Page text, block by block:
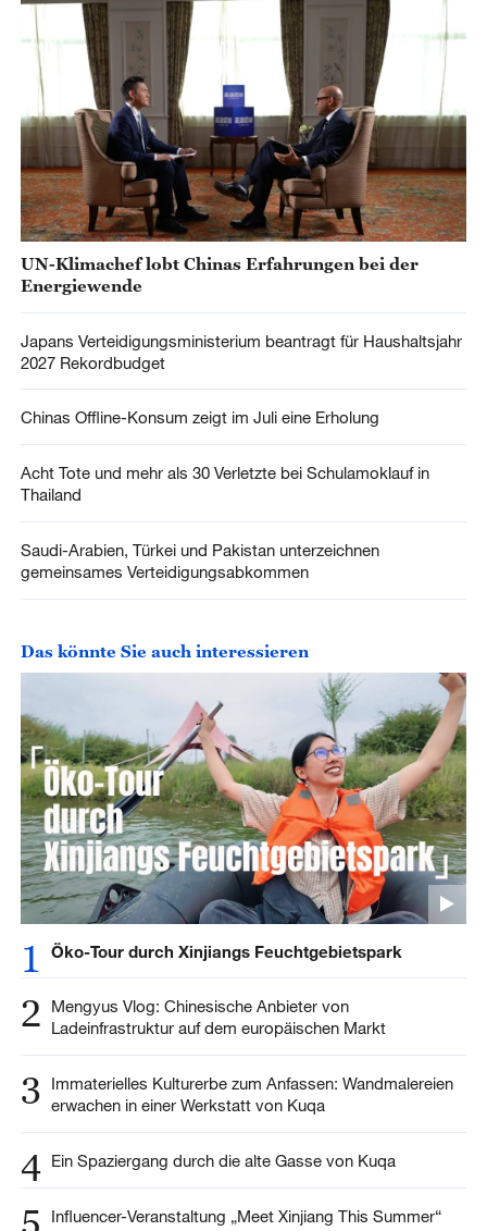
UN-Klimachef lobt Chinas Erfahrungen bei der
Energiewende
Japans Verteidigungsministerium beantragt für Haushaltsjahr
2027 Rekordbudget
Chinas Offline-Konsum zeigt im Juli eine Erholung
Acht Tote und mehr als 30 Verletzte bei Schulamoklauf in
Thailand
Saudi-Arabien, Türkei und Pakistan unterzeichnen
gemeinsames Verteidigungsabkommen
Das könnte Sie auch interessieren
1 Öko-Tour durch Xinjiangs Feuchtgebietspark
2
Mengyus Vlog: Chinesische Anbieter von
Ladeinfrastruktur auf dem europäischen Markt
3
Immaterielles Kulturerbe zum Anfassen: Wandmalereien
erwachen in einer Werkstatt von Kuqa
4 Ein Spaziergang durch die alte Gasse von Kuqa
5
Influencer-Veranstaltung „Meet Xinjiang This Summer“